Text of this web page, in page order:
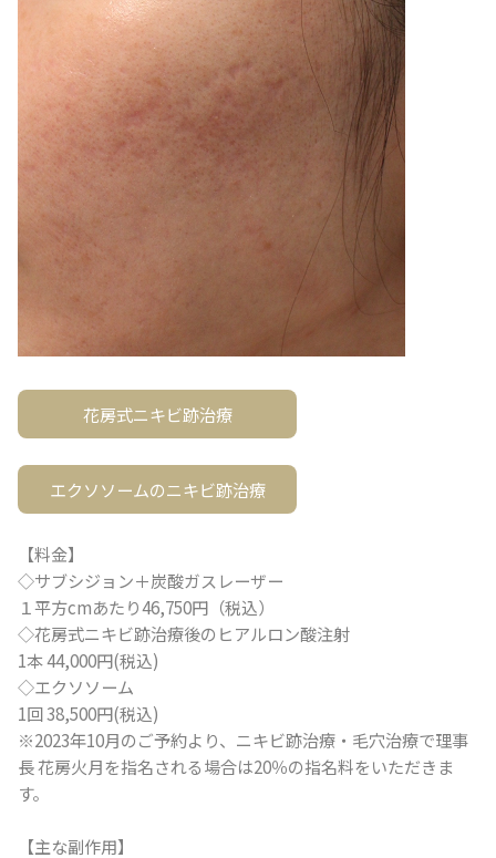
花房式ニキビ跡治療
エクソソームのニキビ跡治療
【料金】
◇サブシジョン＋炭酸ガスレーザー
１平方cmあたり46,750円（税込）
◇花房式ニキビ跡治療後のヒアルロン酸注射
1本 44,000円(税込)
◇エクソソーム
1回 38,500円(税込)
※2023年10月のご予約より、ニキビ跡治療・毛穴治療で理事
長 花房火月を指名される場合は20％の指名料をいただきま
す。
【主な副作用】